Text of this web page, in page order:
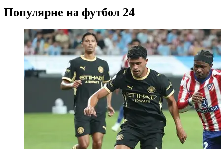
Популярне на футбол 24